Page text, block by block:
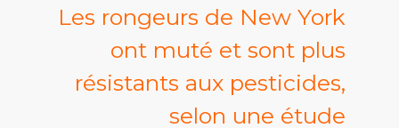
Les rongeurs de New York
ont ​​muté et sont plus
résistants aux pesticides,
selon une étude